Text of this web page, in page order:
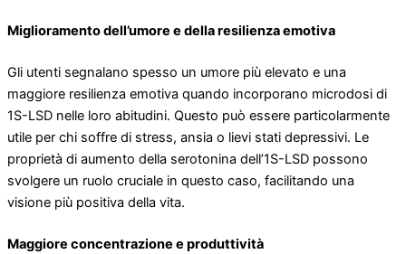
Miglioramento dell’umore e della resilienza emotiva
Gli utenti segnalano spesso un umore più elevato e una
maggiore resilienza emotiva quando incorporano microdosi di
1S-LSD nelle loro abitudini. Questo può essere particolarmente
utile per chi soffre di stress, ansia o lievi stati depressivi. Le
proprietà di aumento della serotonina dell’1S-LSD possono
svolgere un ruolo cruciale in questo caso, facilitando una
visione più positiva della vita.
Maggiore concentrazione e produttività